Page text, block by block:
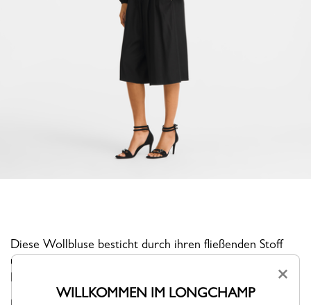
Diese Wollbluse besticht durch ihren fließenden Stoff
und das dezente Streifenmuster, das für Bewegung und
×
WILLKOMMEN IM LONGCHAMP